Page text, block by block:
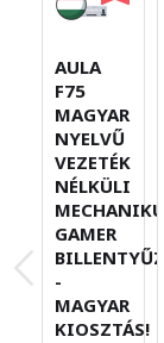
AULA
F75
MAGYAR
NYELVŰ
VEZETÉK
NÉLKÜLI
GAMER
-
MAGYAR
KIOSZTÁS!